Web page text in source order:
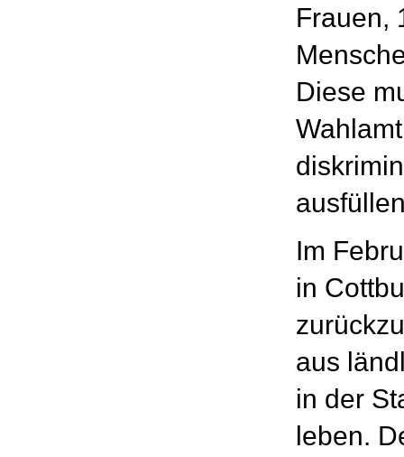
Frauen,
Diese
Im
in
aus
in der
leben.